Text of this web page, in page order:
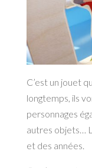
C’est un jouet
longtemps, ils
personnages
autres objets…
et des années.